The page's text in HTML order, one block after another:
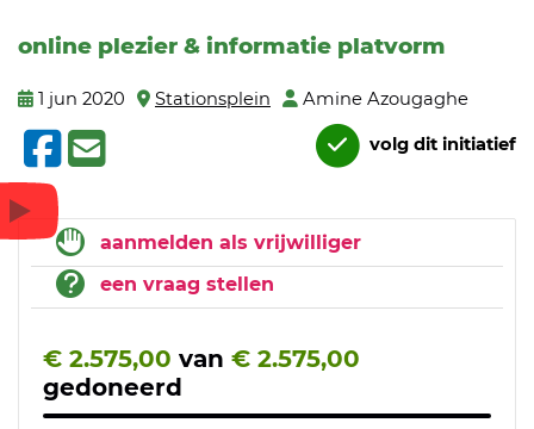
online plezier & informatie platvorm
1 jun 2020 Stationsplein Amine Azougaghe
volg dit initiatief
aanmelden als vrijwilliger
een vraag stellen
€ 2.575,00 van € 2.575,00
gedoneerd